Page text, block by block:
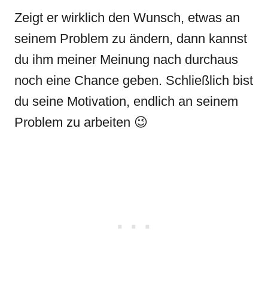
Zeigt er wirklich den Wunsch, etwas an
seinem Problem zu ändern, dann kannst
du ihm meiner Meinung nach durchaus
noch eine Chance geben. Schließlich bist
du seine Motivation, endlich an seinem
Problem zu arbeiten 😉